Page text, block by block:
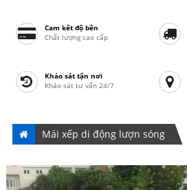
Cam kết độ bền
Chất lượng cao cấp
Khảo sát tận nơi
Khảo sát tư vấn 24/7
Mái xếp di động lượn sóng